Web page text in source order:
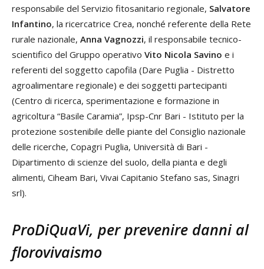
responsabile del Servizio fitosanitario regionale, Salvatore
Infantino, la ricercatrice Crea, nonché referente della Rete
rurale nazionale, Anna Vagnozzi, il responsabile tecnico-
scientifico del Gruppo operativo Vito Nicola Savino e i
referenti del soggetto capofila (Dare Puglia - Distretto
agroalimentare regionale) e dei soggetti partecipanti
(Centro di ricerca, sperimentazione e formazione in
agricoltura “Basile Caramia”, Ipsp-Cnr Bari - Istituto per la
protezione sostenibile delle piante del Consiglio nazionale
delle ricerche, Copagri Puglia, Università di Bari -
Dipartimento di scienze del suolo, della pianta e degli
alimenti, Ciheam Bari, Vivai Capitanio Stefano sas, Sinagri
srl).
ProDiQuaVi, per prevenire danni al
florovivaismo